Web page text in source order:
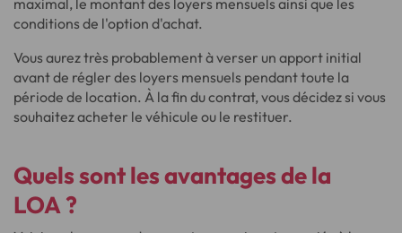
maximal, le montant des loyers mensuels ainsi que les
conditions de l'option d'achat.
Vous aurez très probablement à verser un apport initial
avant de régler des loyers mensuels pendant toute la
période de location. À la fin du contrat, vous décidez si vous
souhaitez acheter le véhicule ou le restituer.
Quels sont les avantages de la
LOA ?